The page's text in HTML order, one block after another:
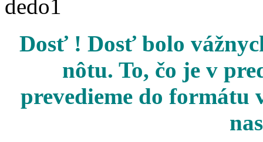
Dosť ! Dosť bolo
nôtu. To, čo je v
prevedieme do formátu